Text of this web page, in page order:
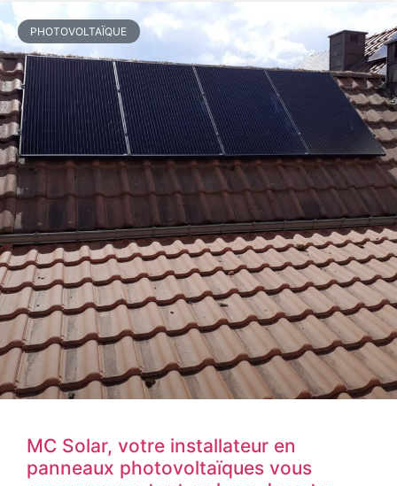
PHOTOVOLTAÏQUE
MC Solar, votre installateur en
panneaux photovoltaïques vous